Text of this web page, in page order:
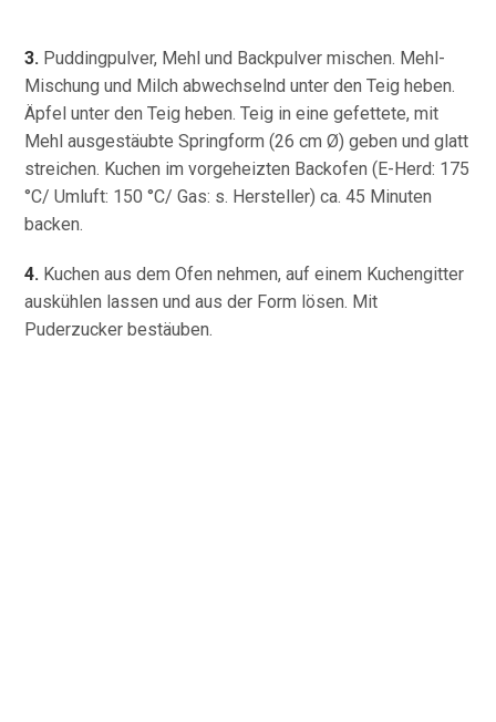
3. Puddingpulver, Mehl und Backpulver mischen. Mehl-
Mischung und Milch abwechselnd unter den Teig heben.
Äpfel unter den Teig heben. Teig in eine gefettete, mit
Mehl ausgestäubte Springform (26 cm Ø) geben und glatt
streichen. Kuchen im vorgeheizten Backofen (E-Herd: 175
°C/ Umluft: 150 °C/ Gas: s. Hersteller) ca. 45 Minuten
backen.
4. Kuchen aus dem Ofen nehmen, auf einem Kuchengitter
auskühlen lassen und aus der Form lösen. Mit
Puderzucker bestäuben.